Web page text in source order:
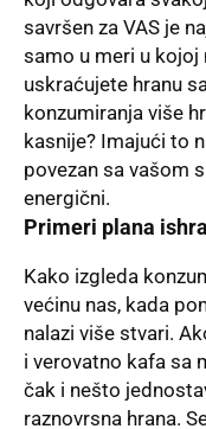
savršen za VAS je
samo u meri u
uskraćujete hranu
konzumiranja više
kasnije? Imajući to
povezan sa vašom
energični.
Primeri plana
Kako izgleda
većinu nas, kada
nalazi više stvari.
i verovatno kafa sa
čak i nešto
raznovrsna hrana.